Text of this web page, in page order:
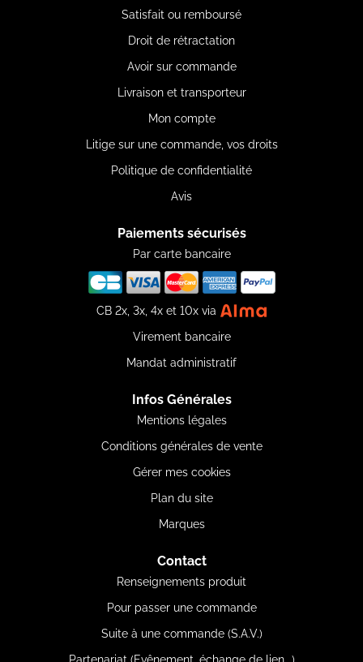
Satisfait ou remboursé
Droit de rétractation
Avoir sur commande
Livraison et transporteur
Mon compte
Litige sur une commande, vos droits
Politique de confidentialité
Avis
Paiements sécurisés
Par carte bancaire
CB 2x, 3x, 4x et 10x via
Virement bancaire
Mandat administratif
Infos Générales
Mentions légales
Conditions générales de vente
Gérer mes cookies
Plan du site
Marques
Contact
Renseignements produit
Pour passer une commande
Suite à une commande (S.A.V.)